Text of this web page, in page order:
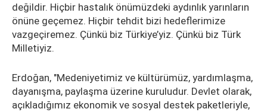
değildir. Hiçbir hastalık önümüzdeki aydınlık yarınların
önüne geçemez. Hiçbir tehdit bizi hedeflerimize
vazgeçiremez. Çünkü biz Türkiye’yiz. Çünkü biz Türk
Milletiyiz.
Erdoğan, "Medeniyetimiz ve kültürümüz, yardımlaşma,
dayanışma, paylaşma üzerine kuruludur. Devlet olarak,
açıkladığımız ekonomik ve sosyal destek paketleriyle,